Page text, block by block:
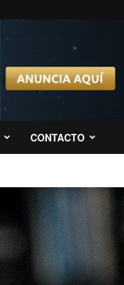
CONTACTO